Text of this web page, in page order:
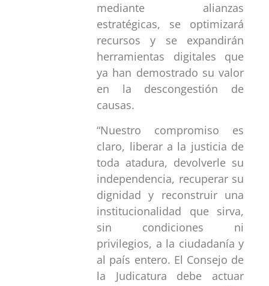
mediante alianzas
estratégicas, se optimizará
recursos y se expandirán
herramientas digitales que
ya han demostrado su valor
en la descongestión de
causas.
“Nuestro compromiso es
claro, liberar a la justicia de
toda atadura, devolverle su
independencia, recuperar su
dignidad y reconstruir una
institucionalidad que sirva,
sin condiciones ni
privilegios, a la ciudadanía y
al país entero. El Consejo de
la Judicatura debe actuar